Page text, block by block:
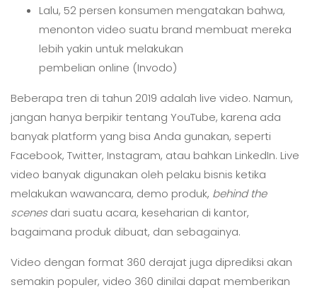
Lalu, 52 persen konsumen mengatakan bahwa,
menonton video suatu brand membuat mereka
lebih yakin untuk melakukan
pembelian online (Invodo)
Beberapa tren di tahun 2019 adalah live video. Namun,
jangan hanya berpikir tentang YouTube, karena ada
banyak platform yang bisa Anda gunakan, seperti
Facebook, Twitter, Instagram, atau bahkan LinkedIn. Live
video banyak digunakan oleh pelaku bisnis ketika
melakukan wawancara, demo produk, behind the
scenesdari suatu acara, keseharian di kantor,
bagaimana produk dibuat, dan sebagainya.
Video dengan format 360 derajat juga diprediksi akan
semakin populer, video 360 dinilai dapat memberikan